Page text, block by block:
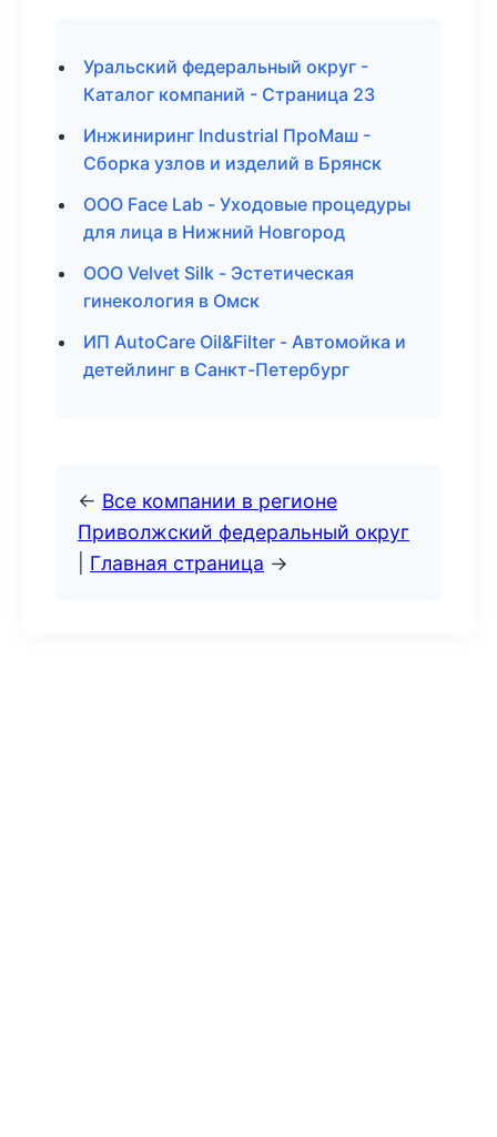
Уральский федеральный округ -
Каталог компаний - Страница 23
Инжиниринг Industrial ПроМаш -
Сборка узлов и изделий в Брянск
ООО Face Lab - Уходовые процедуры
для лица в Нижний Новгород
ООО Velvet Silk - Эстетическая
гинекология в Омск
ИП AutoCare Oil&Filter - Автомойка и
детейлинг в Санкт-Петербург
← Все компании в регионе
Приволжский федеральный округ
Главная страница →